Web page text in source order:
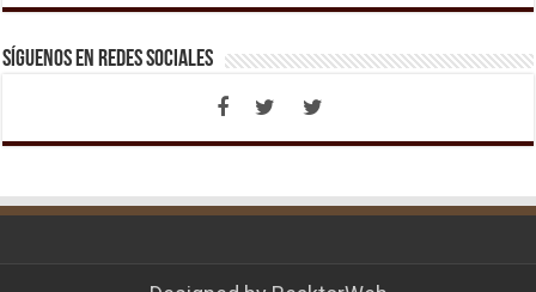
Síguenos en Redes Sociales